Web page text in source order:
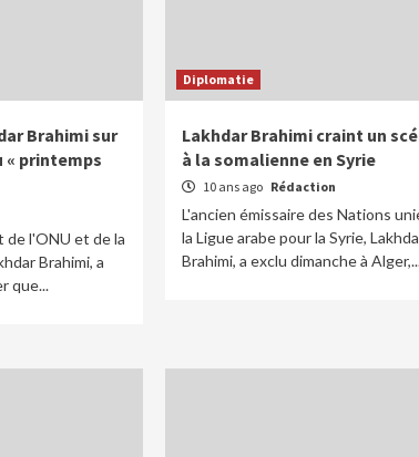
Brahimi sur
« printemps
de l'ONU et de la
Brahimi, a
que...
Diplomatie
Lakhdar Brahimi craint un
à la somalienne en Syrie
10 ans ago Rédaction
L'ancien émissaire des Nations
la Ligue arabe pour la Syrie,
Brahimi, a exclu dimanche à